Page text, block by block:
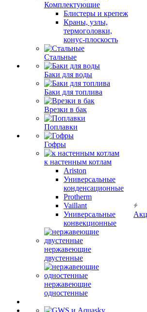
Комплектующие
Блистеры и крепеж
Краны, узлы,
термоголовки,
конус-плоскость
Стальные
Баки для воды
Баки для топлива
Врезки в бак
Поплавки
Гофры
к настенным котлам
Ariston
Универсальные
конденсационные
Protherm
Vaillant
Универсальные
конвекционные
нержавеющие
двустенные
нержавеющие
одностенные